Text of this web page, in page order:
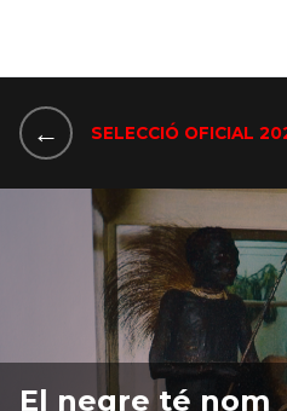
← SELECCIÓ OFICIAL
El negre té nom